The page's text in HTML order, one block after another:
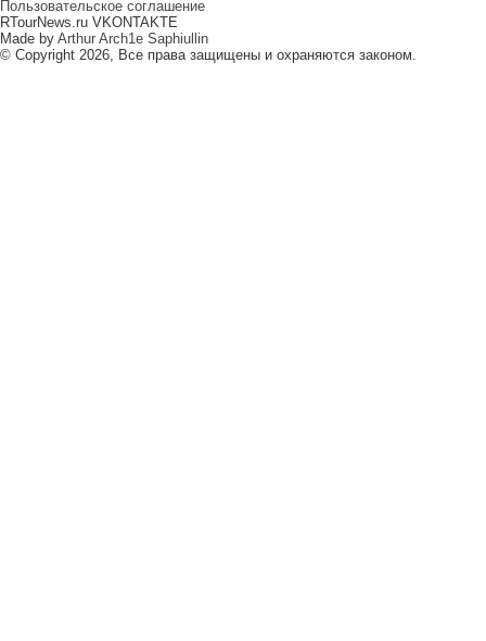
Пользовательское соглашение
RTourNews.ru VKONTAKTE
Made by Arthur Arch1e Saphiullin
© Copyright 2026, Все права защищены и охраняются законом.